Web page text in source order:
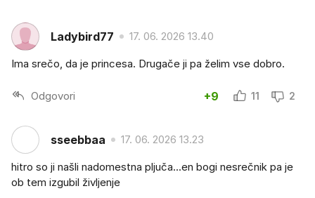
Ladybird77 17. 06. 2026 13.40
Ima srečo, da je princesa. Drugače ji pa želim vse dobro.
Odgovori +9 11 2
sseebbaa 17. 06. 2026 13.23
hitro so ji našli nadomestna pljuča...en bogi nesrečnik pa je
ob tem izgubil življenje